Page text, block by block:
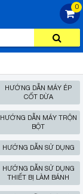
0
HƯỚNG DẪN MÁY ÉP
CỐT DỪA
HƯỚNG DẪN MÁY TRỘN
BỘT
HƯỚNG DẪN SỬ DỤNG
HƯỚNG DẪN SỬ DỤNG
THIẾT BỊ LÀM BÁNH